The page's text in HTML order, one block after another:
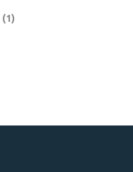
(1)